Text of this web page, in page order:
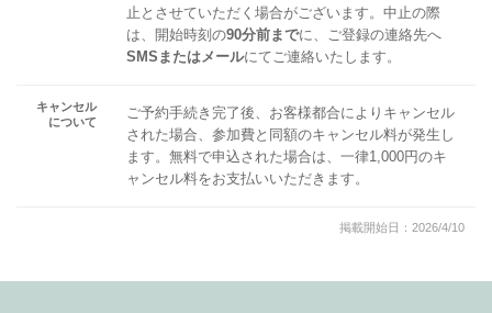
止とさせていただく場合がございます。中止の際
は、開始時刻の90分前までに、ご登録の連絡先へ
SMSまたはメールにてご連絡いたします。
キャンセル
について
ご予約手続き完了後、お客様都合によりキャンセル
された場合、参加費と同額のキャンセル料が発生し
ます。無料で申込された場合は、一律1,000円のキ
ャンセル料をお支払いいただきます。
掲載開始日：2026/4/10